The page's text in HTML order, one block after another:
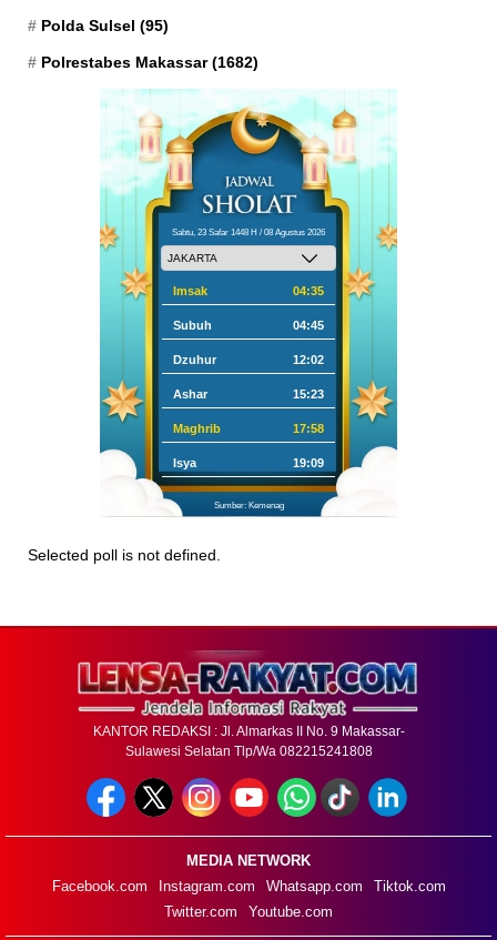
Polda Sulsel (95)
Polrestabes Makassar(1682)
Sabtu, 23 Safar 1448 H / 08 Agustus 2026
Imsak 04:35
Subuh 04:45
Dzuhur 12:02
Ashar 15:23
Maghrib 17:58
Isya 19:09
Sumber: Kemenag
Selected poll is not defined.
KANTOR REDAKSI : Jl. Almarkas II No. 9 Makassar-
Sulawesi Selatan Tlp/Wa 082215241808
MEDIA NETWORK
Facebook.com
Instagram.com Whatsapp.com
Tiktok.com
Twitter.com
Youtube.com